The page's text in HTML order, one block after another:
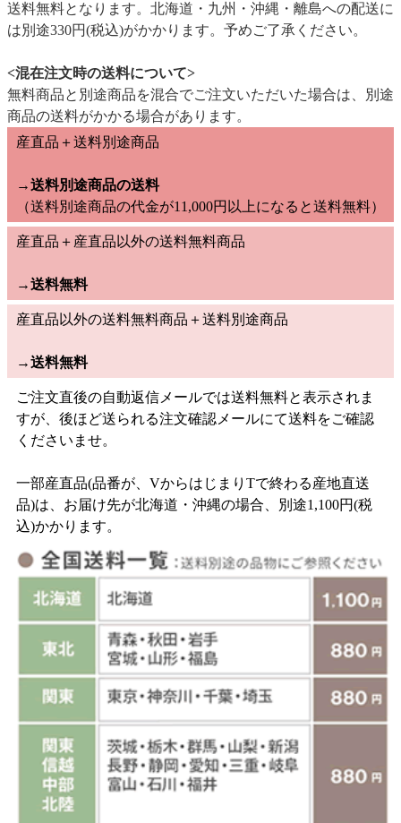
送料無料となります。北海道・九州・沖縄・離島への配送に
は別途330円(税込)がかかります。予めご了承ください。
<混在注文時の送料について>
無料商品と別途商品を混合でご注文いただいた場合は、別途
商品の送料がかかる場合があります。
産直品＋送料別途商品
→送料別途商品の送料
（送料別途商品の代金が11,000円以上になると送料無料）
産直品＋産直品以外の送料無料商品
→送料無料
産直品以外の送料無料商品＋送料別途商品
→送料無料
ご注文直後の自動返信メールでは送料無料と表示されま
すが、後ほど送られる注文確認メールにて送料をご確認
くださいませ。
一部産直品(品番が、VからはじまりTで終わる産地直送
品)は、お届け先が北海道・沖縄の場合、別途1,100円(税
込)かかります。